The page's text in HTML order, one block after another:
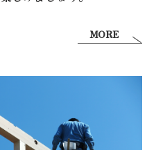
MORE